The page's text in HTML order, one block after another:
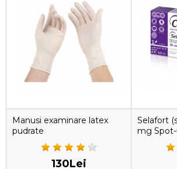
Manusi examinare latex
pudrate
130Lei
Selafort
mg Spot-
kg, 1